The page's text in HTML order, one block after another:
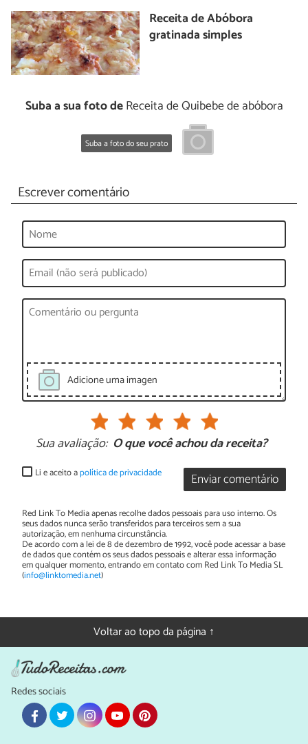
Receita de Abóbora
gratinada simples
Suba a sua foto deReceita de Quibebe de abóbora
Suba a foto do seu prato
Escrever comentário
Adicione uma imagen
Sua avaliação: O que você achou da receita?
Enviar comentário
Li e aceito apolítica de privacidade
Red Link To Media apenas recolhe dados pessoais para uso interno. Os
seus dados nunca serão transferidos para terceiros sem a sua
autorização, em nenhuma circunstância.
De acordo com a lei de 8 de dezembro de 1992, você pode acessar a base
de dados que contém os seus dados pessoais e alterar essa informação
em qualquer momento, entrando em contato com Red Link To Media SL
(info@linktomedia.net)
Voltar ao topo da página ↑
Redes sociais